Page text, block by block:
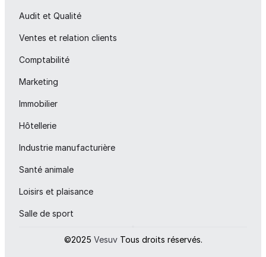
Audit et Qualité
Ventes et relation clients
Comptabilité
Marketing
Immobilier
Hôtellerie
Industrie manufacturière
Santé animale
Loisirs et plaisance
Salle de sport
©2025 Vesuv Tous droits réservés.